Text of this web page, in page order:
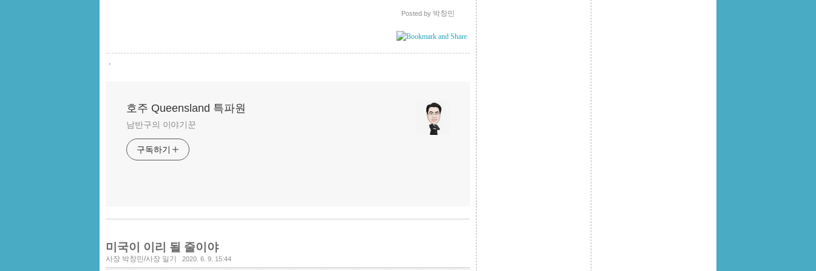
Posted by 박창민
,
호주 Queensland 특파원
남반구의 이야기꾼
구독하기
미국이 이리 될 줄이야
사장 박창민/사장 일기 2020. 6. 9. 15:44